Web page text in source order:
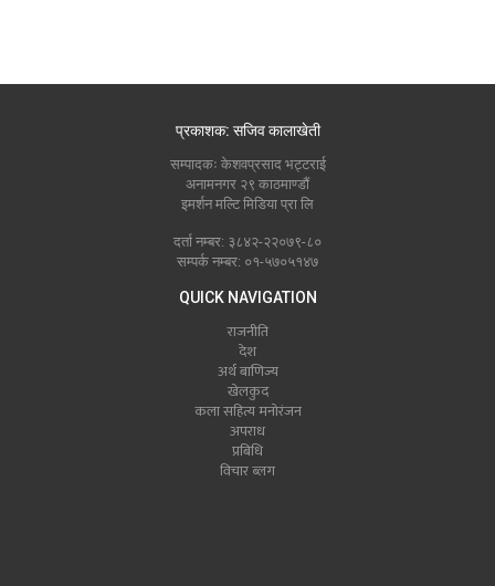
प्रकाशक: सजिव कालाखेती
सम्पादकः केशवप्रसाद भट्टराई
अनामनगर २९ काठमाण्डौं
इमर्शन मल्टि मिडिया प्रा लि
दर्ता नम्बर: ३८४२-२२०७९-८०
सम्पर्क नम्बर: ०१-५७०५१४७
QUICK NAVIGATION
राजनीति
देश
अर्थ बाणिज्य
खेलकुद
कला सहित्य मनोरंजन
अपराध
प्रबिधि
विचार ब्लग